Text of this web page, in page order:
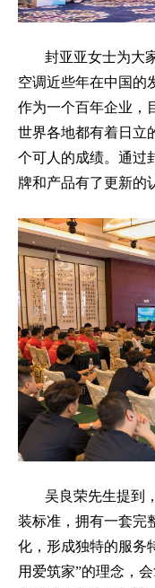
封亚亚女士为大
空调近些年在中国的
作为一个百年企业，
世界各地都有着日立
个可人的成绩。通过
牌和产品有了更新的
吴良荣先生提到
装标准，拥有一套完
化，形成独特的服务
用爱筑家”的理念，